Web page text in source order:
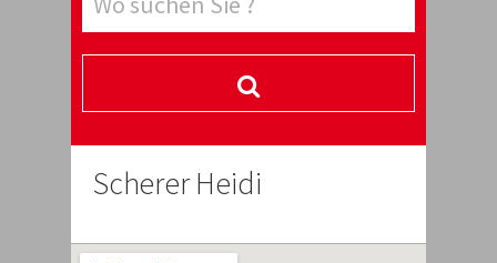
Scherer Heidi